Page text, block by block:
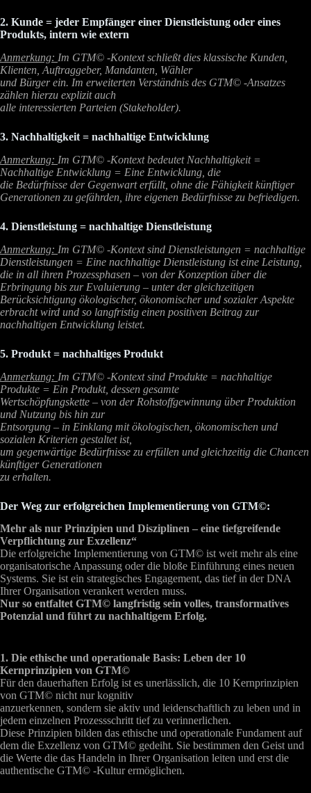
2. Kunde = jeder Empfänger einer Dienstleistung oder eines
Produkts, intern wie extern
Anmerkung: Im GTM© -Kontext schließt dies klassische Kunden,
Klienten, Auftraggeber, Mandanten, Wähler
und Bürger ein. Im erweiterten Verständnis des GTM© -Ansatzes
zählen hierzu explizit auch
alle interessierten Parteien (Stakeholder).
3. Nachhaltigkeit = nachhaltige Entwicklung
Anmerkung: Im GTM© -Kontext bedeutet Nachhaltigkeit =
Nachhaltige Entwicklung = Eine Entwicklung, die
die Bedürfnisse der Gegenwart erfüllt, ohne die Fähigkeit künftiger
Generationen zu gefährden, ihre eigenen Bedürfnisse zu befriedigen.
4. Dienstleistung = nachhaltige Dienstleistung
Anmerkung: Im GTM© -Kontext sind Dienstleistungen = nachhaltige
Dienstleistungen = Eine nachhaltige Dienstleistung ist eine Leistung,
die in all ihren Prozessphasen – von der Konzeption über die
Erbringung bis zur Evaluierung – unter der gleichzeitigen
Berücksichtigung ökologischer, ökonomischer und sozialer Aspekte
erbracht wird und so langfristig einen positiven Beitrag zur
nachhaltigen Entwicklung leistet.
5. Produkt = nachhaltiges Produkt
Anmerkung: Im GTM© -Kontext sind Produkte = nachhaltige
Produkte = Ein Produkt, dessen gesamte
Wertschöpfungskette – von der Rohstoffgewinnung über Produktion
und Nutzung bis hin zur
Entsorgung – in Einklang mit ökologischen, ökonomischen und
sozialen Kriterien gestaltet ist,
um gegenwärtige Bedürfnisse zu erfüllen und gleichzeitig die Chancen
künftiger Generationen
zu erhalten.
Der Weg zur erfolgreichen Implementierung von GTM©:
Mehr als nur Prinzipien und Disziplinen – eine tiefgreifende
Verpflichtung zur Exzellenz“
Die erfolgreiche Implementierung von GTM© ist weit mehr als eine
organisatorische Anpassung oder die bloße Einführung eines neuen
Systems. Sie ist ein strategisches Engagement, das tief in der DNA
Ihrer Organisation verankert werden muss.
Nur so entfaltet GTM© langfristig sein volles, transformatives
Potenzial und führt zu nachhaltigem Erfolg.
1. Die ethische und operationale Basis: Leben der 10
Kernprinzipien von GTM©
Für den dauerhaften Erfolg ist es unerlässlich, die 10 Kernprinzipien
von GTM© nicht nur kognitiv
anzuerkennen, sondern sie aktiv und leidenschaftlich zu leben und in
jedem einzelnen Prozessschritt tief zu verinnerlichen.
Diese Prinzipien bilden das ethische und operationale Fundament auf
dem die Exzellenz von GTM© gedeiht. Sie bestimmen den Geist und
die Werte die das Handeln in Ihrer Organisation leiten und erst die
authentische GTM© -Kultur ermöglichen.